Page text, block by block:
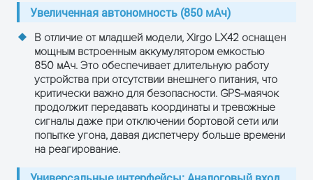
Увеличенная автономность (850 мАч)
В отличие от младшей модели, Xirgo LX42 оснащен
мощным встроенным аккумулятором емкостью
850 мАч. Это обеспечивает длительную работу
устройства при отсутствии внешнего питания, что
критически важно для безопасности. GPS-маячок
продолжит передавать координаты и тревожные
сигналы даже при отключении бортовой сети или
попытке угона, давая диспетчеру больше времени
на реагирование.
и получите консультацию